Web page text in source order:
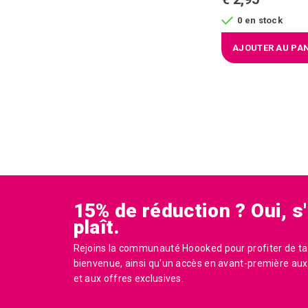
0 en stock
AJOUTER AU
15% de réduction ? Oui,
plaît.
Rejoins la communauté Hoooked pour profiter de
bienvenue, ainsi qu'un accès en avant-première
et aux offres exclusives.